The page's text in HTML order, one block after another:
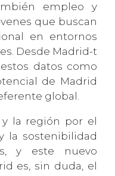
empleo y
que buscan
en entornos
Desde Madrid-t
datos como
de Madrid
global.
la región por el
la sostenibilidad
y este nuevo
es, sin duda, el